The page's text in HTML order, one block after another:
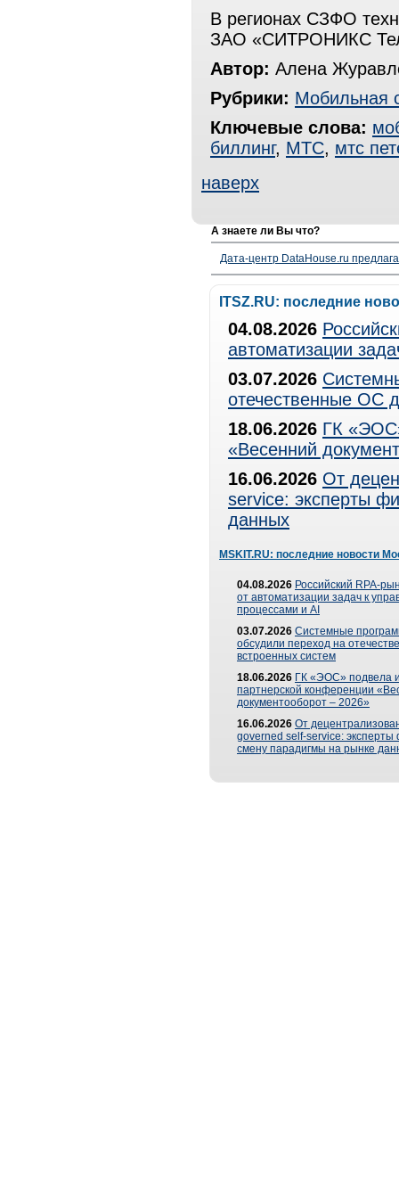
В регионах СЗФО
ЗАО «СИТРОНИКС
Автор: Алена
Рубрики: Мобильная
Ключевые слова:
биллинг, МТС, мтс
наверх
А знаете ли Вы что?
Дата-центр DataHouse.ru
ITSZ.RU: последние
04.08.2026
автоматизации
03.07.2026
отечественные ОС
18.06.2026 ГК
«Весенний
16.06.2026 От
service: эксперты
данных
MSKIT.RU: последние новости
04.08.2026 Российский RPA-
от автоматизации задач к
процессами и AI
03.07.2026 Системные
обсудили переход на
встроенных систем
18.06.2026 ГК «ЭОС» подвела
партнерской конференции
документооборот – 2026»
16.06.2026 От
governed self-service: эксперты
смену парадигмы на рынке